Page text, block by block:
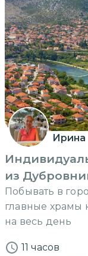
Ирина
из
Побывать в
главные храмы
на весь день
11 часов